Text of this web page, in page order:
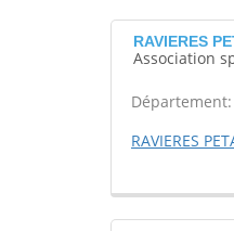
RAVIERES
Association
RAVIERES